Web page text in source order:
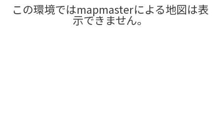
この環境ではmapmasterによる地図は表
示できません。